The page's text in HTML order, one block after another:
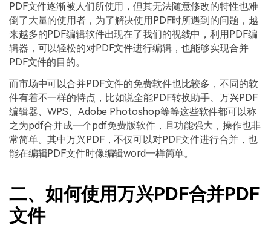
PDF文件逐渐被人们所使用，但其无法随意修改的特性也难
倒了大量的使用者，为了解决使用PDF时所遇到的问题，越
来越多的PDF编辑软件出现在了我们的视线中，利用PDF编
辑器，可以轻松的对PDF文件进行编辑，也能够实现合并
PDF文件的目的。
而市场中可以合并PDF文件的免费软件也比较多，不同的软
件有着不一样的特点，比如说全能PDF转换助手、万兴PDF
编辑器、WPS、Adobe Photoshop等等这些软件都可以称
之为pdf合并成一个pdf免费版软件，且功能强大，操作也非
常简单。其中万兴PDF，不仅可以对PDF文件进行合并，也
能在编辑PDF文件时像编辑word一样简单。
二、如何使用万兴PDF合并PDF
文件